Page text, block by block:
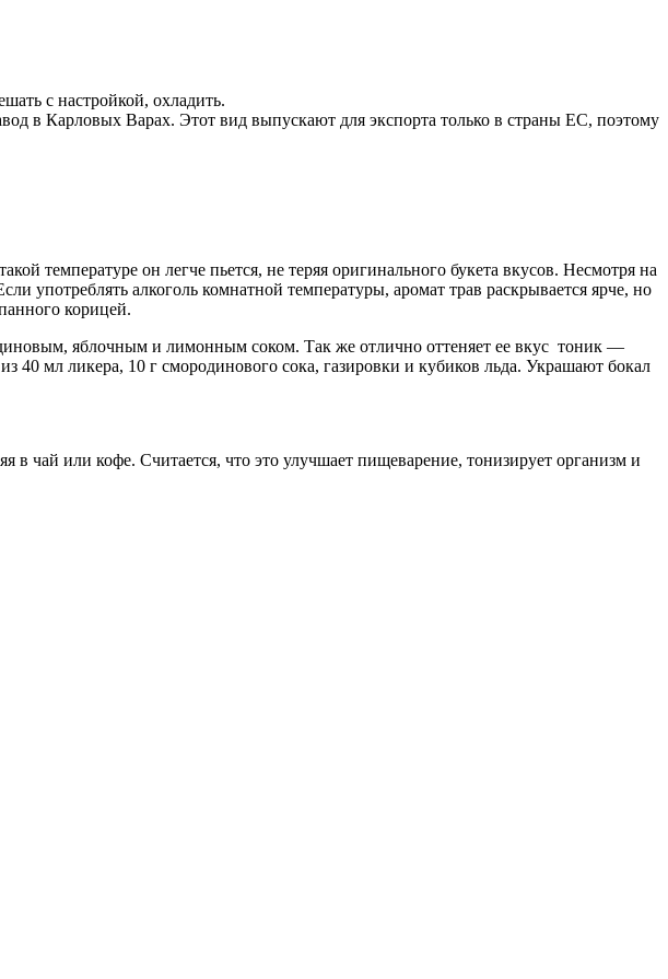
с настройкой, охладить.
в Карловых Варах. Этот вид выпускают для экспорта только в страны ЕС, поэтому
температуре он легче пьется, не теряя оригинального букета вкусов. Несмотря на
употреблять алкоголь комнатной температуры, аромат трав раскрывается ярче, но
корицей.
яблочным и лимонным соком. Так же отлично оттеняет ее вкус тоник —
40 мл ликера, 10 г смородинового сока, газировки и кубиков льда. Украшают бокал
чай или кофе. Считается, что это улучшает пищеварение, тонизирует организм и